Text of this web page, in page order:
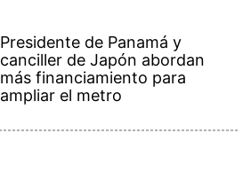
Presidente de Panamá y
canciller de Japón abordan
más financiamiento para
ampliar el metro